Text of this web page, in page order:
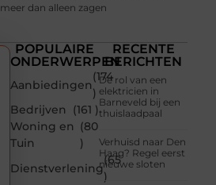
meer dan alleen zagen
POPULAIRE
ONDERWERPEN
Aanbiedingen
(174
)
Bedrijven
(161 )
Woning en
Tuin
(80
)
Dienstverlening
(65
)
RECENTE
BERICHTEN
De rol van een
elektricien in
Barneveld bij een
thuislaadpaal
Verhuisd naar Den
Haag? Regel eerst
nieuwe sloten